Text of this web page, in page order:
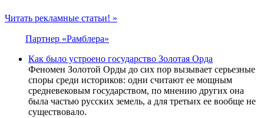
Читать рекламные статьи! »
Партнер «Рамблера»
Как было устроено государство Золотая Орда
Феномен Золотой Орды до сих пор вызывает серьезные
споры среди историков: одни считают ее мощным
средневековым государством, по мнению других она
была частью русских земель, а для третьих ее вообще не
существовало.